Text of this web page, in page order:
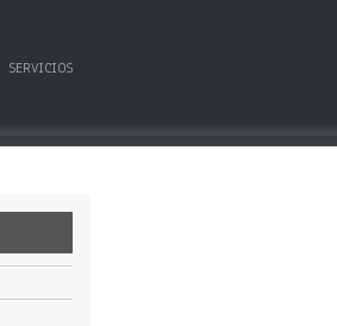
SERVICIOS